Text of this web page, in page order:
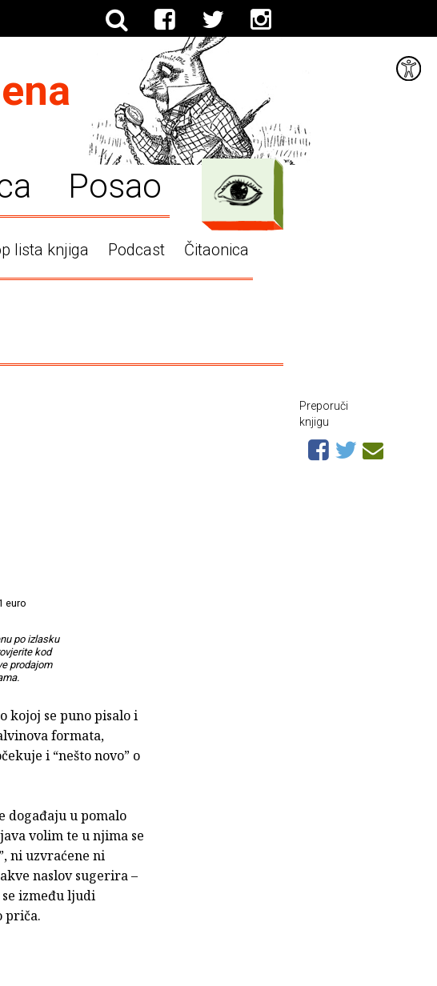
Posao
lista knjiga Podcast Čitaonica
euro
po izlasku
kod
prodajom
kojoj se puno pisalo i
formata,
i “nešto novo” o
događaju u pomalo
volim te u njima se
ni uzvraćene ni
naslov sugerira –
između ljudi
priča.
Preporuči
knjigu